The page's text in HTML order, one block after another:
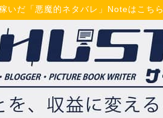
いだ「悪魔的ネタバレ」Noteはこちら